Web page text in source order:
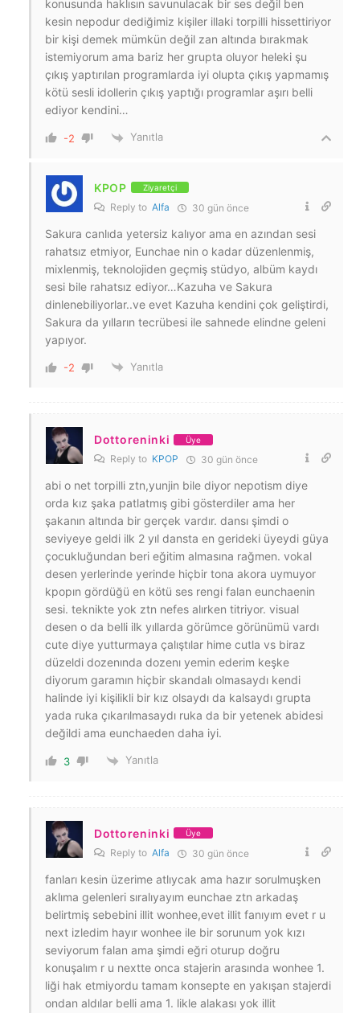
konusunda haklısın savunulacak bir ses değil ben
kesin nepodur dediğimiz kişiler illaki torpilli hissettiriyor
bir kişi demek mümkün değil zan altında bırakmak
istemiyorum ama bariz her grupta oluyor heleki şu
çıkış yaptırılan programlarda iyi olupta çıkış yapmamış
kötü sesli idollerin çıkış yaptığı programlar aşırı belli
ediyor kendini…
-2 Yanıtla
KPOP Ziyaretçi
Reply to Alfa 30 gün önce
Sakura canlıda yetersiz kalıyor ama en azından sesi
rahatsız etmiyor, Eunchae nin o kadar düzenlenmiş,
mixlenmiş, teknolojiden geçmiş stüdyo, albüm kaydı
sesi bile rahatsız ediyor…Kazuha ve Sakura
dinlenebiliyorlar..ve evet Kazuha kendini çok geliştirdi,
Sakura da yılların tecrübesi ile sahnede elindne geleni
yapıyor.
-2 Yanıtla
Dottoreninki Üye
Reply to KPOP 30 gün önce
abi o net torpilli ztn,yunjin bile diyor nepotism diye
orda kız şaka patlatmış gibi gösterdiler ama her
şakanın altında bir gerçek vardır. dansı şimdi o
seviyeye geldi ilk 2 yıl dansta en gerideki üyeydi güya
çocukluğundan beri eğitim almasına rağmen. vokal
desen yerlerinde yerinde hiçbir tona akora uymuyor
kpopın gördüğü en kötü ses rengi falan eunchaenin
sesi. teknikte yok ztn nefes alırken titriyor. visual
desen o da belli ilk yıllarda görümce görünümü vardı
cute diye yutturmaya çalıştılar hime cutla vs biraz
düzeldi dozenında dozenı yemin ederim keşke
diyorum garamın hiçbir skandalı olmasaydı kendi
halinde iyi kişilikli bir kız olsaydı da kalsaydı grupta
yada ruka çıkarılmasaydı ruka da bir yetenek abidesi
değildi ama eunchaeden daha iyi.
3 Yanıtla
Dottoreninki Üye
Reply to Alfa 30 gün önce
fanları kesin üzerime atlıycak ama hazır sorulmuşken
aklıma gelenleri sıralıyayım eunchae ztn arkadaş
belirtmiş sebebini illit wonhee,evet illit fanıyım evet r u
next izledim hayır wonhee ile bir sorunum yok kızı
seviyorum falan ama şimdi eğri oturup doğru
konuşalım r u nextte onca stajerin arasında wonhee 1.
liği hak etmiyordu tamam konsepte en yakışan stajerdi
ondan aldılar belli ama 1. likle alakası yok illit